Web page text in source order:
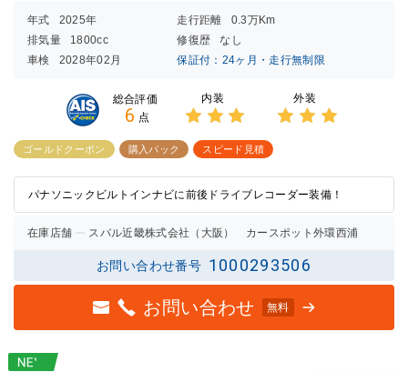
年式 2025年 走行距離
0.3万Km
排気量
1800cc 修復歴
なし
車検
2028年02月 保証付：24ヶ月・走行無制限
総合評価
6 点
内装
3点の
外装
ゴールドクーポン 購入パック スピード見積
パナソニックビルトインナビに前後ドライブレコーダー装備！
在庫店舗 スバル近畿株式会社（大阪） カースポット外環西浦
お問い合わせ番号 1000293506
お問い合わせ 無料